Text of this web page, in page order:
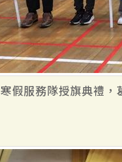
寒假服務隊授旗典禮，